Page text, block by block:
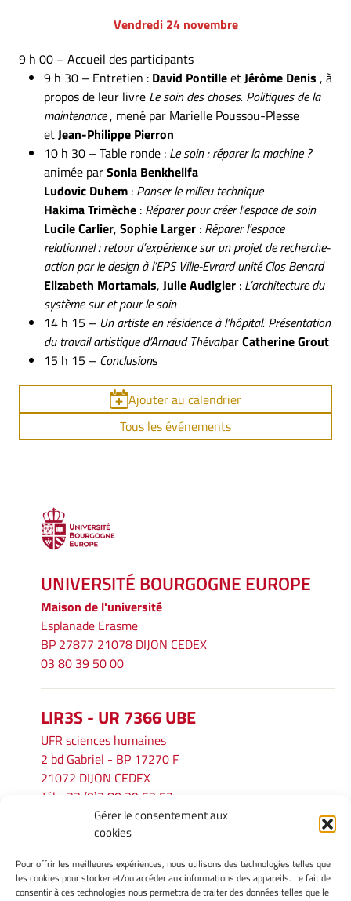
Gérer le consentement aux
cookies
Pour offrir les meilleures expériences, nous utilisons des technologies telles que
les cookies pour stocker et/ou accéder aux informations des appareils. Le fait de
consentir à ces technologies nous permettra de traiter des données telles que le
Vendredi 24 novembre
9 h 00 – Accueil des participants
9 h 30 – Entretien : David PontilleetJérôme Denis , à
propos de leur livre Le soin des choses. Politiques de la
maintenance, mené par Marielle Poussou-Plesse
etJean-Philippe Pierron
10 h 30 – Table ronde : Le soin : réparer la machine ?
animée parSonia Benkhelifa
Ludovic Duhem : Panser le milieu technique
Hakima Trimèche : Réparer pour créer l’espace de soin
Lucile Carlier, Sophie Larger : Réparer l’espace
relationnel : retour d’expérience sur un projet de recherche-
action par le design à l’EPS Ville-Evrard unité Clos Benard
Elizabeth Mortamais, Julie Audigier : L’architecture du
système sur et pour le soin
14 h 15 – Un artiste en résidence à l’hôpital. Présentation
du travail artistique d’Arnaud ThévalparCatherine Grout
15 h 15 – Conclusions
Ajouter au calendrier
Tous les événements
UNIVERSITÉ BOURGOGNE EUROPE
Maison de l'université
Esplanade Erasme
BP 27877 21078 DIJON CEDEX
03 80 39 50 00
LIR3S - UR 7366 UBE
UFR sciences humaines
2 bd Gabriel - BP 17270 F
21072 DIJON CEDEX
Tél. : 33 (0)3 80 39 53 52
lir3s@u-bourgogne.fr
INFORMATIONS LÉGALES
Mentions légales